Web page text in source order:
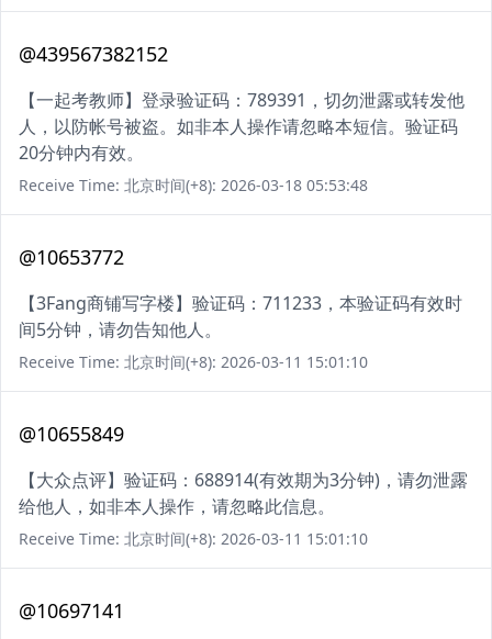
@439567382152
【一起考教师】登录验证码：789391，切勿泄露或转发他
人，以防帐号被盗。如非本人操作请忽略本短信。验证码
20分钟内有效。
Receive Time: 北京时间(+8): 2026-03-18 05:53:48
@10653772
【3Fang商铺写字楼】验证码：711233，本验证码有效时
间5分钟，请勿告知他人。
Receive Time: 北京时间(+8): 2026-03-11 15:01:10
@10655849
【大众点评】验证码：688914(有效期为3分钟)，请勿泄露
给他人，如非本人操作，请忽略此信息。
Receive Time: 北京时间(+8): 2026-03-11 15:01:10
@10697141